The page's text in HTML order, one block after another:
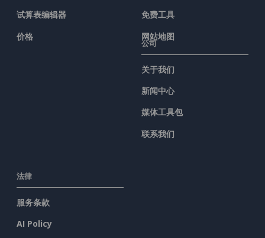
试算表编辑器
价格
免费工具
网站地图
公司
关于我们
新闻中心
媒体工具包
联系我们
法律
服务条款
AI Policy